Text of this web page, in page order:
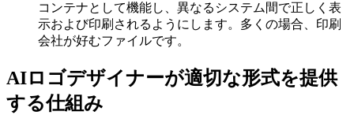
コンテナとして機能し、異なるシステム間で正しく表
示および印刷されるようにします。多くの場合、印刷
会社が好むファイルです。
AIロゴデザイナーが適切な形式を提供
する仕組み